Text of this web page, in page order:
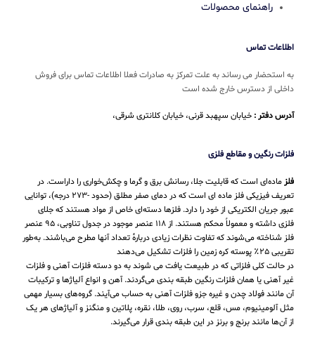
راهنمای محصولات
اطلاعات تماس
به استحضار می رساند به علت تمرکز به صادرات فعلا اطلاعات تماس برای فروش
داخلی از دسترس خارج شده است
آدرس دفتر : خیابان سپهبد قرنی، خیابان کلانتری شرقی،
فلزات رنگین و مقاطع فلزی
فلز ماده‌ای است که قابلیت جلا، رسانش برق و گرما و چکش‌خواری را داراست. در
تعریف فیزیکی فلز ماده ای است که در دمای صفر مطلق (حدود -۲۷۳ درجه)، توانایی
عبور جریان الکتریکی از خود را دارد. فلزها دسته‌ای خاص از مواد هستند که جلای
فلزی داشته و معمولاً محکم هستند. از ۱۱۸ عنصر موجود در جدول تناوبی، ۹۵ عنصر
فلز شناخته می‌شوند که تفاوت نظرات زیادی دربارهٔ تعداد آنها مطرح می‌باشند. به‌طور
تقریبی ۲۵٪ پوسته کره زمین را فلزات تشکیل می‌دهند
در حالت کلی فلزاتی که در طبیعت یافت می شوند به دو دسته فلزات آهنی و فلزات
غیر آهنی یا همان فلزات رنگین طبقه بندی می‌گردند. آهن و انواع آلیاژها و ترکیبات
آن مانند فولاد چدن و غیره جزو فلزات آهنی به حساب می‌‌آیند. گروه‌های بسیار مهمی
مثل آلومینیوم، مس، قلع، سرب، روی، طلا، نقره، پلاتین و منگنز و آلیاژهای هر یک
از آن‌ها مانند برنج و برنز در این طبقه‌ بندی قرار می‌‌گیرند.